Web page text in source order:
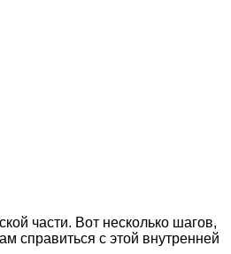
части. Вот несколько шагов,
справиться с этой внутренней